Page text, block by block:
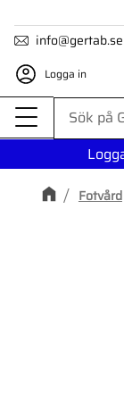
Menyinfo@gertab.se
Logga in
Fotvård